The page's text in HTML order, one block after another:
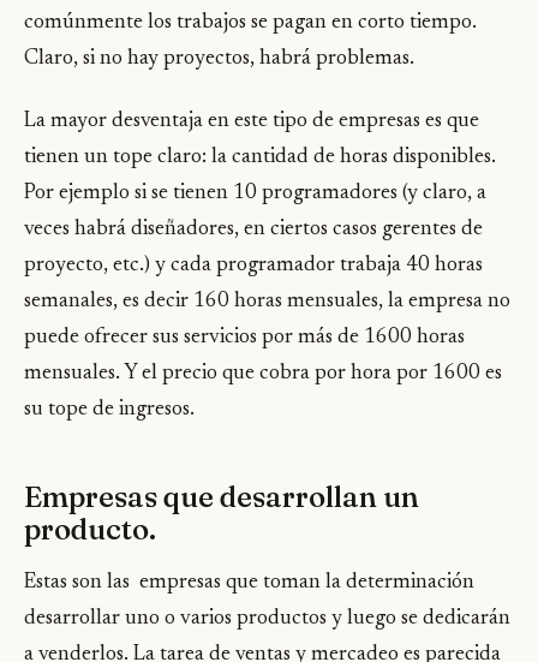
comúnmente los trabajos se pagan en corto tiempo.
Claro, si no hay proyectos, habrá problemas.
La mayor desventaja en este tipo de empresas es que
tienen un tope claro: la cantidad de horas disponibles.
Por ejemplo si se tienen 10 programadores (y claro, a
veces habrá diseñadores, en ciertos casos gerentes de
proyecto, etc.) y cada programador trabaja 40 horas
semanales, es decir 160 horas mensuales, la empresa no
puede ofrecer sus servicios por más de 1600 horas
mensuales. Y el precio que cobra por hora por 1600 es
su tope de ingresos.
Empresas que desarrollan un
producto.
Estas son las empresas que toman la determinación
desarrollar uno o varios productos y luego se dedicarán
a venderlos. La tarea de ventas y mercadeo es parecida